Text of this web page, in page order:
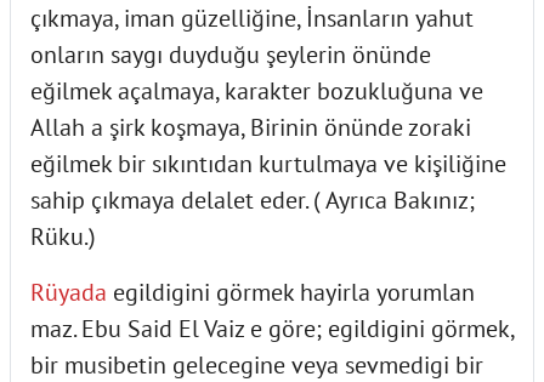
çıkmaya, iman güzelliğine, İnsanların yahut
onların saygı duyduğu şeylerin önünde
eğilmek açalmaya, karakter bozukluğuna ve
Allah a şirk koşmaya, Birinin önünde zoraki
eğilmek bir sıkıntıdan kurtulmaya ve kişiliğine
sahip çıkmaya delalet eder. ( Ayrıca Bakınız;
Rüku.)
Rüyada egildigini görmek hayirla yorumlan
maz. Ebu Said El Vaiz e göre; egildigini görmek,
bir musibetin gelecegine veya sevmedigi bir